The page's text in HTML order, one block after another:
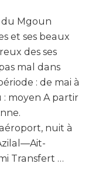
du Mgoun
et ses beaux
des ses
mal dans
: de mai à
moyen A partir
nuit à
Transfert …